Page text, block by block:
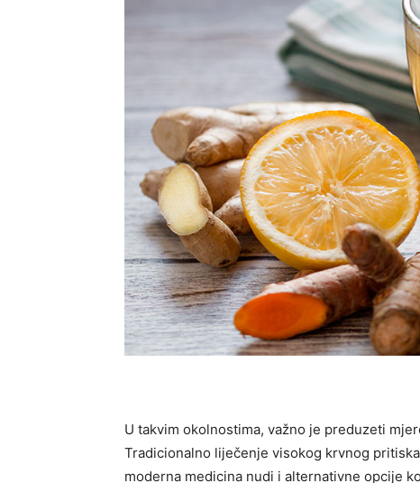
U takvim okolnostima, važno je preduzeti
Tradicionalno liječenje visokog krvnog
moderna medicina nudi i alternativne opcije